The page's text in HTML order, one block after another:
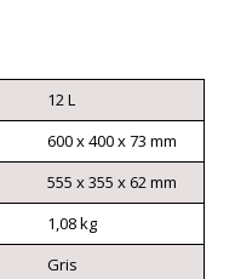
12 L
600 x 400 x 73 mm
555 x 355 x 62 mm
1,08 kg
Gris